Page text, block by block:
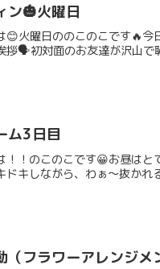
ン🎃火曜日
😊火曜日ののこのこです🔥
拶🗣初対面のお友達が沢山で
ム3日目
！！のこのこです😀お昼は
ドキしながら、わぁ～抜か
（フラワーアレンジメ